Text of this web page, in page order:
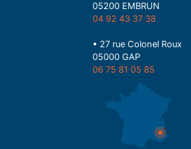
05200 EMBRUN
04 92 43 37 38
• 27 rue Colonel Roux
05000 GAP
06 75 81 05 85